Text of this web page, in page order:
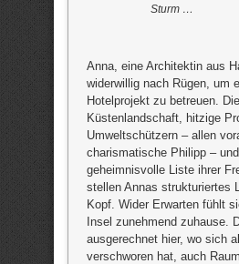
Sturm …
Anna, eine Architektin aus
widerwillig nach Rügen, um
Hotelprojekt zu betreuen.
Küstenlandschaft, hitzige
Umweltschützern – allen
charismatische Philipp –
geheimnisvolle Liste ihrer
stellen Annas strukturiertes
Kopf. Wider Erwarten fühlt
Insel zunehmend zuhause.
ausgerechnet hier, wo sich
verschworen hat, auch